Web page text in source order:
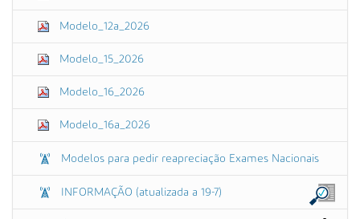
Modelo_12a_2026
Modelo_15_2026
Modelo_16_2026
Modelo_16a_2026
Modelos para pedir reapreciação Exames Nacionais
INFORMAÇÃO (atualizada a 19-7)